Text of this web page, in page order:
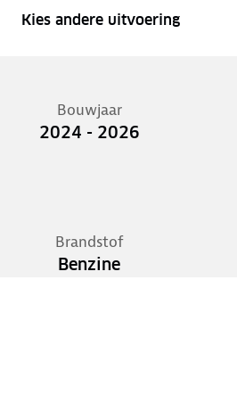
Kies andere uitvoering
Bouwjaar
2024 - 2026
Brandstof
Benzine